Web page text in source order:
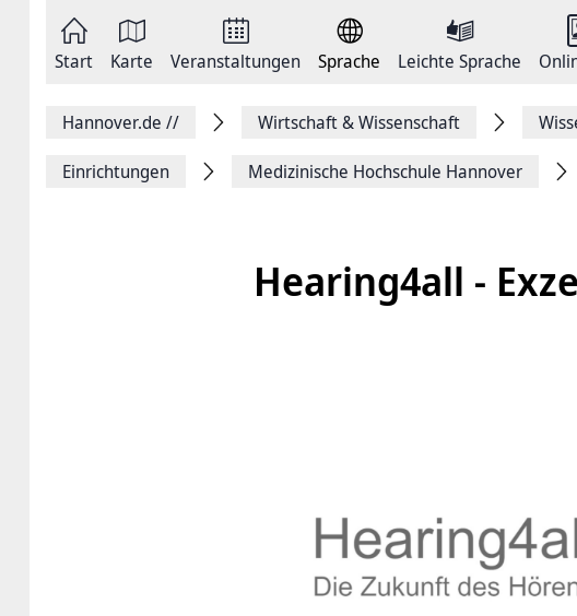
springen
Start Karte Veranstaltungen Sprache Leichte Sprache
FacebookHannover.de // Wirtschaft & Wissenschaft
Einrichtungen Medizinische ­Hochschule ­Hannover
Hearing4all -